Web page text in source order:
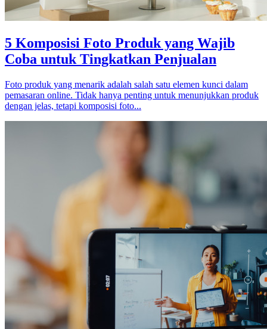
5 Komposisi Foto Produk yang Wajib
Coba untuk Tingkatkan Penjualan
Foto produk yang menarik adalah salah satu elemen kunci dalam
pemasaran online. Tidak hanya penting untuk menunjukkan produk
dengan jelas, tetapi komposisi foto...